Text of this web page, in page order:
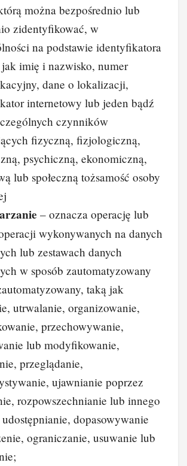
można bezpośrednio lub
zidentyfikować, w
na podstawie identyfikatora
imię i nazwisko, numer
dane o lokalizacji,
internetowy lub jeden bądź
czynników
fizyczną, fizjologiczną,
psychiczną, ekonomiczną,
lub społeczną tożsamość osoby
– oznacza operację lub
wykonywanych na danych
lub zestawach danych
w sposób zautomatyzowany
taką jak
utrwalanie, organizowanie,
przechowywanie,
lub modyfikowanie,
przeglądanie,
ujawnianie poprzez
rozpowszechnianie lub innego
dopasowywanie
ograniczanie, usuwanie lub